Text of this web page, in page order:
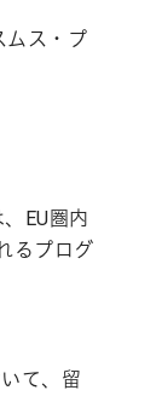
ムス・プ
EU圏内
るプログ
て、留